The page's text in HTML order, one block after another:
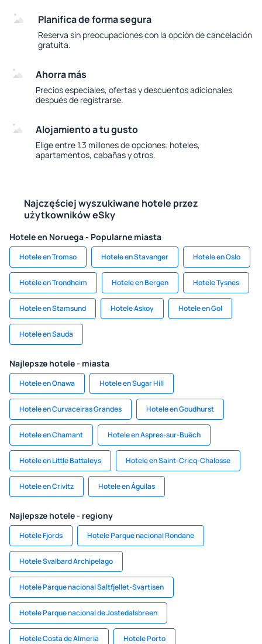
Planifica de forma segura
Reserva sin preocupaciones con la opción de cancelación
gratuita.
Ahorra más
Precios especiales, ofertas y descuentos adicionales
después de registrarse.
Alojamiento a tu gusto
Elige entre 1.3 millones de opciones: hoteles,
apartamentos, cabañas y otros.
Najczęściej wyszukiwane hotele przez
użytkowników eSky
Hotele en Noruega - Popularne miasta
Hotele en Tromso Hotele en Stavanger Hotele en Oslo
Hotele en Trondheim Hotele en Bergen Hotele Tysnes
Hotele en Stamsund Hotele Askoy Hotele en Gol
Hotele en Sauda
Najlepsze hotele - miasta
Hotele en Onawa Hotele en Sugar Hill
Hotele en Curvaceiras Grandes Hotele en Goudhurst
Hotele en Chamant Hotele en Aspres-sur-Buëch
Hotele en Little Battaleys Hotele en Saint-Cricq-Chalosse
Hotele en Crivitz Hotele en Águilas
Najlepsze hotele - regiony
Hotele Fjords Hotele Parque nacional Rondane
Hotele Svalbard Archipelago
Hotele Parque nacional Saltfjellet-Svartisen
Hotele Parque nacional de Jostedalsbreen
Hotele Costa de Almeria Hotele Porto